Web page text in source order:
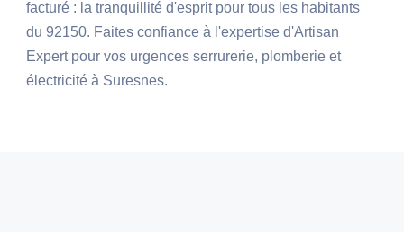
facturé : la tranquillité d'esprit pour tous les habitants
du 92150. Faites confiance à l'expertise d'Artisan
Expert pour vos urgences serrurerie, plomberie et
électricité à Suresnes.